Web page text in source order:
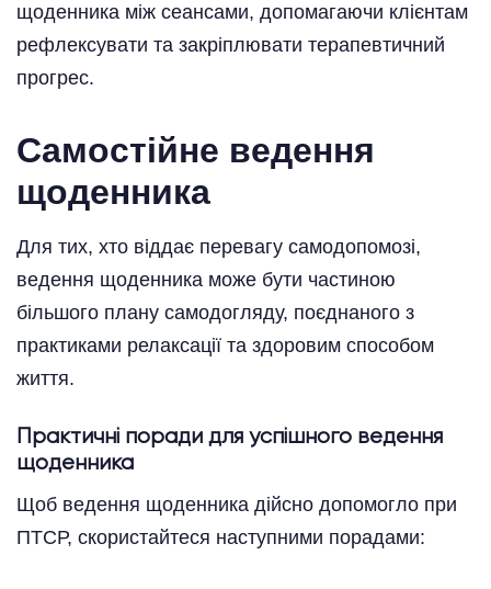
щоденника між сеансами, допомагаючи клієнтам
рефлексувати та закріплювати терапевтичний
прогрес.
Самостійне ведення
щоденника
Для тих, хто віддає перевагу самодопомозі,
ведення щоденника може бути частиною
більшого плану самодогляду, поєднаного з
практиками релаксації та здоровим способом
життя.
Практичні поради для успішного ведення
щоденника
Щоб ведення щоденника дійсно допомогло при
ПТСР, скористайтеся наступними порадами: